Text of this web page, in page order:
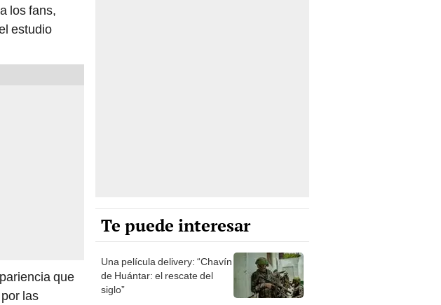
los fans,
estudio
que
las
Te puede interesar
Una película delivery: “Chavín
de Huántar: el rescate del
siglo”